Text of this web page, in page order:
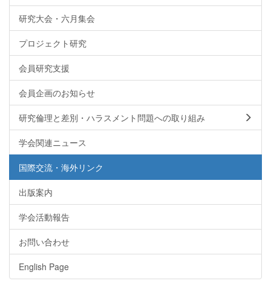
研究大会・六月集会
プロジェクト研究
会員研究支援
会員企画のお知らせ
研究倫理と差別・ハラスメント問題への取り組み
学会関連ニュース
国際交流・海外リンク
出版案内
学会活動報告
お問い合わせ
English Page